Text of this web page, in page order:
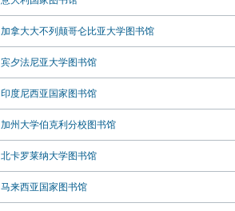
加拿大大不列颠哥仑比亚大学图书馆
宾夕法尼亚大学图书馆
印度尼西亚国家图书馆
加州大学伯克利分校图书馆
北卡罗莱纳大学图书馆
马来西亚国家图书馆